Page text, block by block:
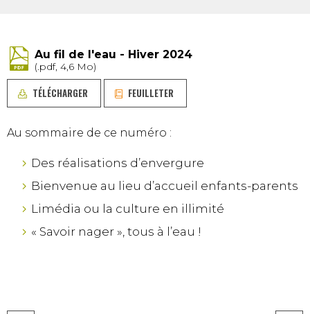
Au fil de l'eau - Hiver 2024
(.pdf, 4,6 Mo)
TÉLÉCHARGER FEUILLETER
Au sommaire de ce numéro :
Des réalisations d’envergure
Bienvenue au lieu d’accueil enfants-parents
Limédia ou la culture en illimité
« Savoir nager », tous à l’eau !